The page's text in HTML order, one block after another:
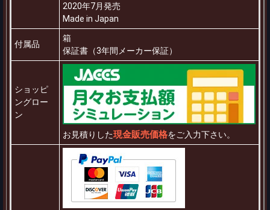
2020年7月発売
Made in Japan
付属品
箱
保証書（3年間メーカー保証）
ショッピ
ングロー
ン
お見積りした現金販売価格をご入力下さい。